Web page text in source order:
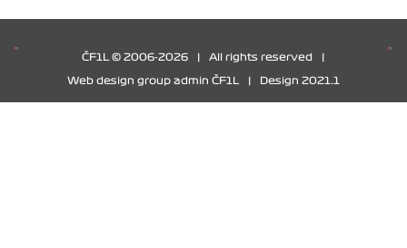
ČF1L © 2006-2026 All rights reserved
Web design group admin ČF1L Design 2021.1